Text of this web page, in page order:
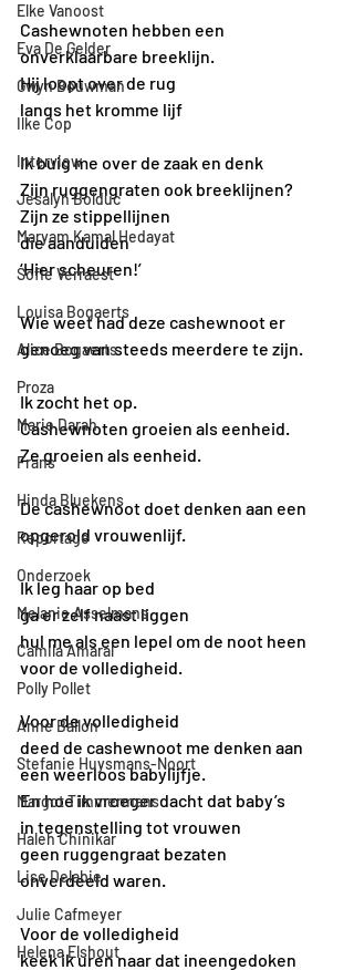
Elke Vanoost
Eva De Gelder
Gwyn Bouwman
Ilke Cop
Interview
Jesalyn Bolduc
Maryam Kamal Hedayat
Sofie Verraest
Louisa Bogaerts
Alice Bogaerts
Proza
Marie Darah
Frans
Hinda Bluekens
Reportage
Onderzoek
Melanie Asselmans
Camila Amaral
Polly Pollet
Anne Ballon
Stefanie Huysmans-Noort
Margot Timmermans
Haleh Chinikar
Lise Delabie
Julie Cafmeyer
Helena Elshout
Cashewnoten hebben een
onverklaarbare breeklijn.
Hij loopt over de rug
langs het kromme lijf
Ik buig me over de zaak en denk
Zijn ruggengraten ook breeklijnen?
Zijn ze stippellijnen
die aanduiden
‘Hier scheuren!’
Wie weet had deze cashewnoot er
genoeg van steeds meerdere te zijn.
Ik zocht het op.
Cashewnoten groeien als eenheid.
Ze groeien als eenheid.
De cashewnoot doet denken aan een
opgerold vrouwenlijf.
Ik leg haar op bed
ga er zelf naast liggen
hul me als een lepel om de noot heen
voor de volledigheid.
Voor de volledigheid
deed de cashewnoot me denken aan
een weerloos babylijfje.
En hoe ik vroeger dacht dat baby’s
in tegenstelling tot vrouwen
geen ruggengraat bezaten
onverdeeld waren.
Voor de volledigheid
keek ik uren naar dat ineengedoken